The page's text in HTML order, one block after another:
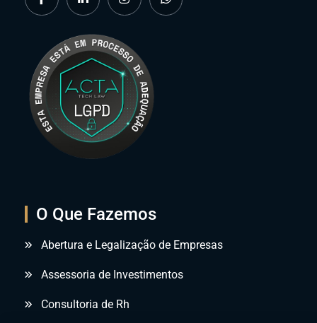
O Que Fazemos
Abertura e Legalização de Empresas
Assessoria de Investimentos
Consultoria de Rh